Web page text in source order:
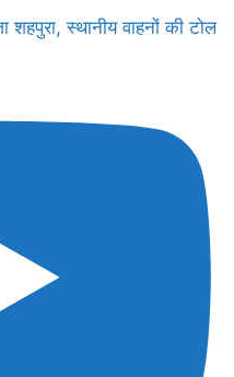
शहपुरा, स्थानीय वाहनों की टोल